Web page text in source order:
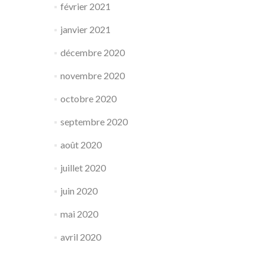
février 2021
janvier 2021
décembre 2020
novembre 2020
octobre 2020
septembre 2020
août 2020
juillet 2020
juin 2020
mai 2020
avril 2020